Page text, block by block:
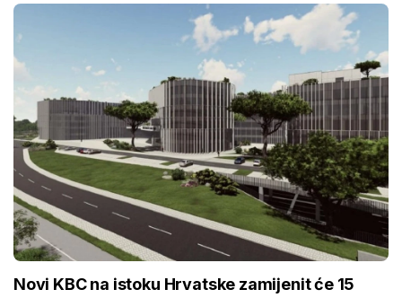
Novi KBC na istoku Hrvatske zamijenit će 15